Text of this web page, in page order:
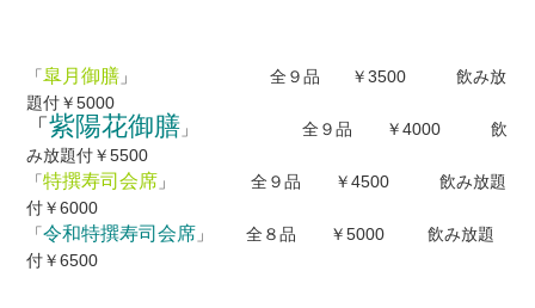
「皐月御膳」 全９品 ￥3500 飲み放
題付￥5000
「 紫陽花御膳」 全９品 ￥4000 飲
み放題付￥5500
「特撰寿司会席」 全９品 ￥4500 飲み放題
付￥6000
「令和特撰寿司会席」 全８品 ￥5000 飲み放題
付￥6500